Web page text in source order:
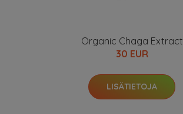
Organic Chaga Extract
30 EUR
LISÄTIETOJA